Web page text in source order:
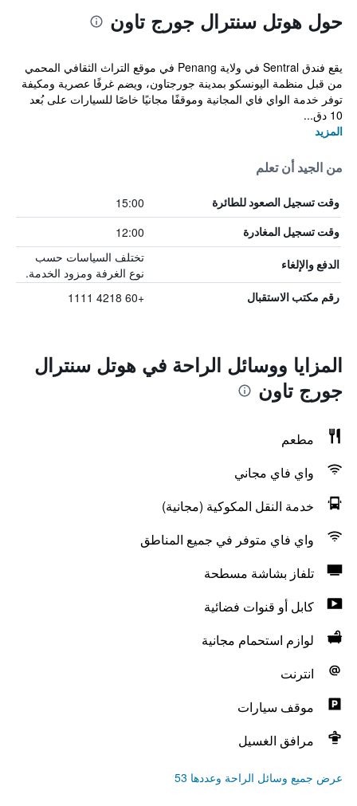
حول هوتل سنترال جورج تاون
يقع فندق Sentral في ولاية Penang في موقع التراث الثقافي المحمي
من قبل منظمة اليونسكو بمدينة جورجتاون، ويضم غرفًا عصرية ومكيفة
توفر خدمة الواي فاي المجانية وموقفًا مجانيًا خاصًا للسيارات على بُعد
10 دق...
المزيد
من الجيد أن تعلم
وقت تسجيل الصعود للطائرة 15:00
وقت تسجيل المغادرة 12:00
الدفع والإلغاء
تختلف السياسات حسب
نوع الغرفة ومزود الخدمة.
رقم مكتب الاستقبال +60 4218 1111
المزايا ووسائل الراحة في هوتل سنترال
جورج تاون
مطعم
واي فاي مجاني
خدمة النقل المكوكية (مجانية)
واي فاي متوفر في جميع المناطق
تلفاز بشاشة مسطحة
كابل أو قنوات فضائية
لوازم استحمام مجانية
انترنت
موقف سيارات
مرافق الغسيل
عرض جميع وسائل الراحة وعددها 53